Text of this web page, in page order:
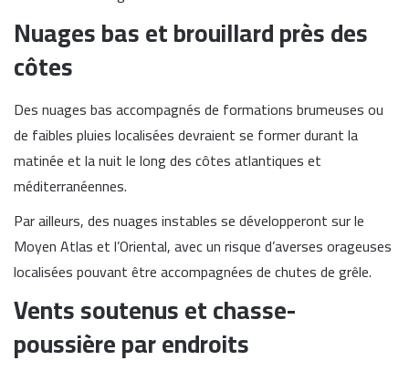
Nuages bas et brouillard près des
côtes
Des nuages bas accompagnés de formations brumeuses ou
de faibles pluies localisées devraient se former durant la
matinée et la nuit le long des côtes atlantiques et
méditerranéennes.
Par ailleurs, des nuages instables se développeront sur le
Moyen Atlas et l’Oriental, avec un risque d’averses orageuses
localisées pouvant être accompagnées de chutes de grêle.
Vents soutenus et chasse-
poussière par endroits